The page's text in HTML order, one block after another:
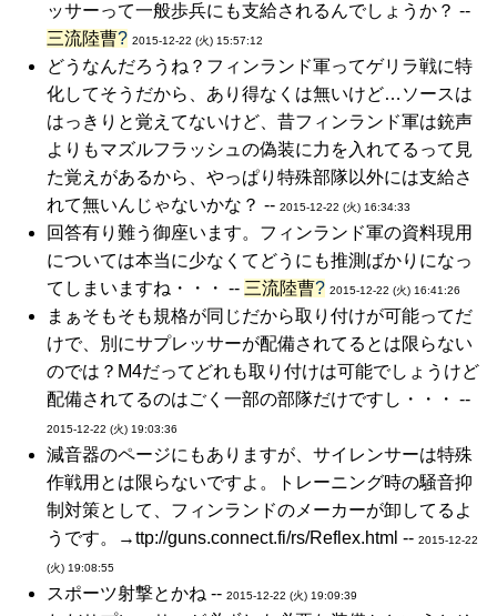
ッサーって一般歩兵にも支給されるんでしょうか？ --
三流陸曹? 2015-12-22 (火) 15:57:12
どうなんだろうね？フィンランド軍ってゲリラ戦に特
化してそうだから、あり得なくは無いけど…ソースは
はっきりと覚えてないけど、昔フィンランド軍は銃声
よりもマズルフラッシュの偽装に力を入れてるって見
た覚えがあるから、やっぱり特殊部隊以外には支給さ
れて無いんじゃないかな？ -- 2015-12-22 (火) 16:34:33
回答有り難う御座います。フィンランド軍の資料現用
については本当に少なくてどうにも推測ばかりになっ
てしまいますね・・・ -- 三流陸曹? 2015-12-22 (火) 16:41:26
まぁそもそも規格が同じだから取り付けが可能ってだ
けで、別にサプレッサーが配備されてるとは限らない
のでは？M4だってどれも取り付けは可能でしょうけど
配備されてるのはごく一部の部隊だけですし・・・ --
2015-12-22 (火) 19:03:36
減音器のページにもありますが、サイレンサーは特殊
作戦用とは限らないですよ。トレーニング時の騒音抑
制対策として、フィンランドのメーカーが卸してるよ
うです。→ttp://guns.connect.fi/rs/Reflex.html -- 2015-12-22
(火) 19:08:55
スポーツ射撃とかね -- 2015-12-22 (火) 19:09:39